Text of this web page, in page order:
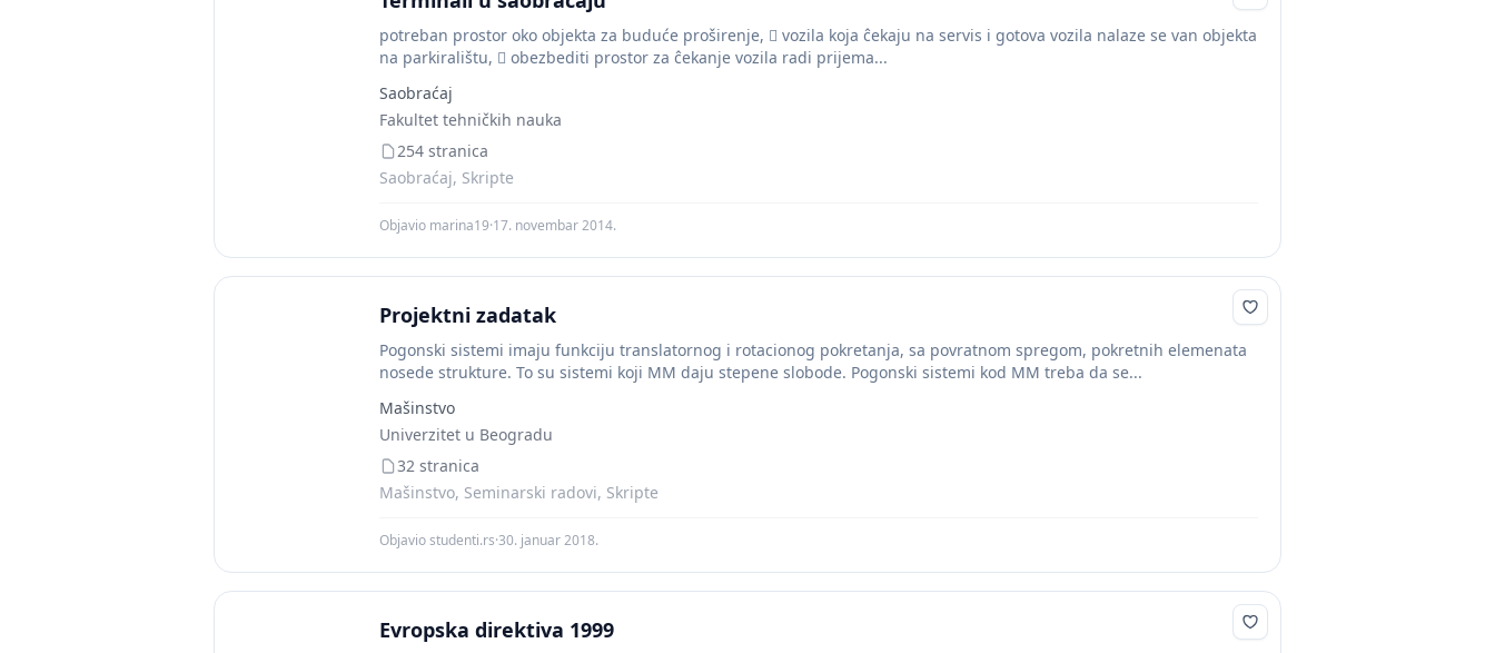
potreban prostor oko objekta za buduće proširenje,  vozila koja ĉekaju na servis i gotova vozila nalaze se van objekta
na parkiralištu,  obezbediti prostor za ĉekanje vozila radi prijema...
Saobraćaj
Fakultet tehničkih nauka
254 stranica
Saobraćaj, Skripte
Objavio marina19·17. novembar 2014.
Projektni zadatak
Pogonski sistemi imaju funkciju translatornog i rotacionog pokretanja, sa povratnom spregom, pokretnih elemenata
nosede strukture. To su sistemi koji MM daju stepene slobode. Pogonski sistemi kod MM treba da se...
Mašinstvo
Univerzitet u Beogradu
32 stranica
Mašinstvo, Seminarski radovi, Skripte
Objavio studenti.rs·30. januar 2018.
Evropska direktiva 1999